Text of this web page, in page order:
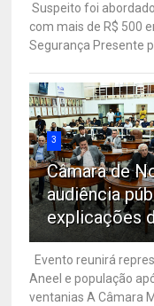
Suspeito foi
com mais de R$ 500
Segurança Presente
3
Câmara de
audiência
explicações
Evento reunirá
Aneel e população
ventanias A Câmara